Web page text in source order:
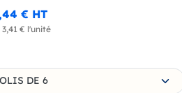
€ HT
3,41 € l'unité
une déclinaison
DE 6